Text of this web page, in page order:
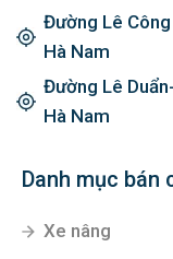
Đường Lê
Hà Nam
Đường Lê
Hà Nam
Danh mục bán
Xe nâng